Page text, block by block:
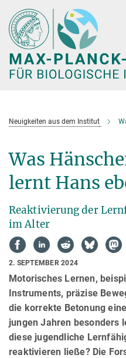
Hauptinhalt
Neuigkeiten aus dem Institut
Was
lernt Hans
Reaktivierung der
im Alter
2. SEPTEMBER 2024
Motorisches Lernen,
Instruments, präzise
die korrekte Betonung
jungen Jahren besonders
diese jugendliche
reaktivieren ließe? Die